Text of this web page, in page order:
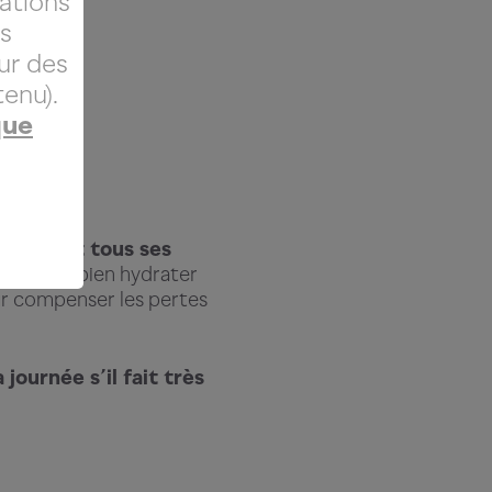
tous ses
à bien hydrater
compenser les pertes
journée s’il fait très
des